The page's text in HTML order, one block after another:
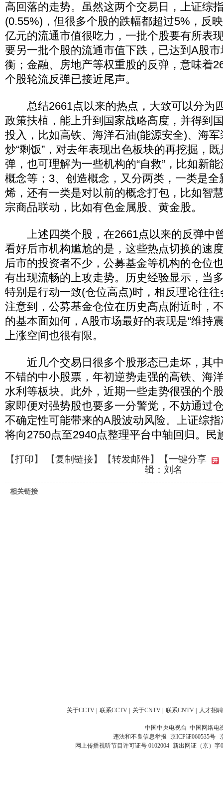
高回落的走势。虽然这两个交易日，上证综
(0.55%)，但很多个股的跌幅都超过5%，反
亿元的流通市值很吃力，一批个股要有所表
要另一批个股的流通市值下跌，已达到A股
衡；金融、房地产等权重股的反弹，意味着
个股轮流反弹已接近尾声。
总结2661点以来的热点，大致可以分为
政策扶植，能上升到国家战略高度，并得到
投入，比如高铁、海洋石油(能源安全)、海
炒“剩饭”，对去年表现出色板块的再挖掘，
弹，也可理解为一些机构的“自救”，比如新
概念等；3、创造概念，又分两类，一类是
烯，还有一类是对以前的概念打包，比如智
宗商品联动，比如有色金属股、黄金股。
上述四类个股，在2661点以来的反弹中
看好后市机构尴尬的是，这些热点切换的速
后市的投资者不少，公募基金等机构的仓位
有出现流畅的上攻走势。历史经验显示，当
特别是行动一致(仓位高点)时，相反理论往
注意到，公募基金仓位在历史高点附近时，
的基本面如何，A股市场最好的表现是“维持
上涨空间也很有限。
近几个交易日很多个股形态已走坏，其
不错的中小股票，年初逆势走强的高铁、海
水利等板块。此外，近期一些走势很强的个
家即便对强势股也要多一分警觉，不妨通过
不确定性可能带来的A股波动风险。上证综
将向2750点至2940点整理平台中轴回归。民
【打印】 【复制链接】【转发邮件】
【一键分享
辑：刘名
相关链接
关于CCTV | 联系CCTV | 关于CNTV | 联系CNTV | 人才招聘
中国中央电视台 中国网络电
违法和不良信息举报 京ICP证060535号
网上传播视听节目许可证号 0102004 新出网证（京）